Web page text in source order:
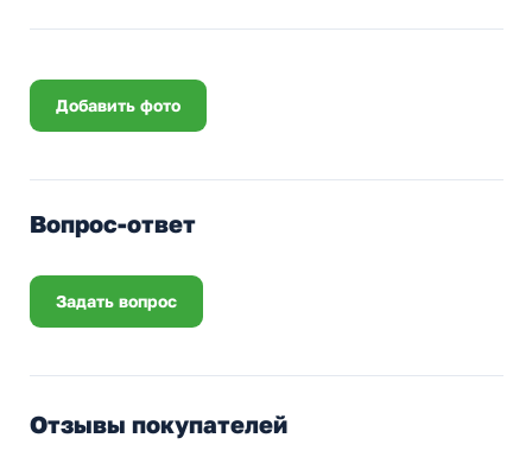
Добавить фото
Вопрос-ответ
Задать вопрос
Отзывы покупателей